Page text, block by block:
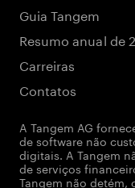
Guia Tangem
Resumo anual de
Carreiras
Contatos
A Tangem AG
de software não
digitais. A Tangem
de serviços
Tangem não